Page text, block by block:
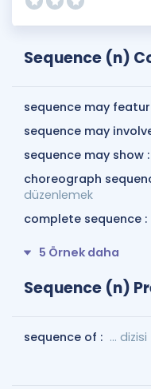
Sequence (n)
sequence may
sequence may
sequence may show :
choreograph
düzenlemek
complete sequence :
5 Örnek daha
Sequence (n)
sequence of : ... dizisi